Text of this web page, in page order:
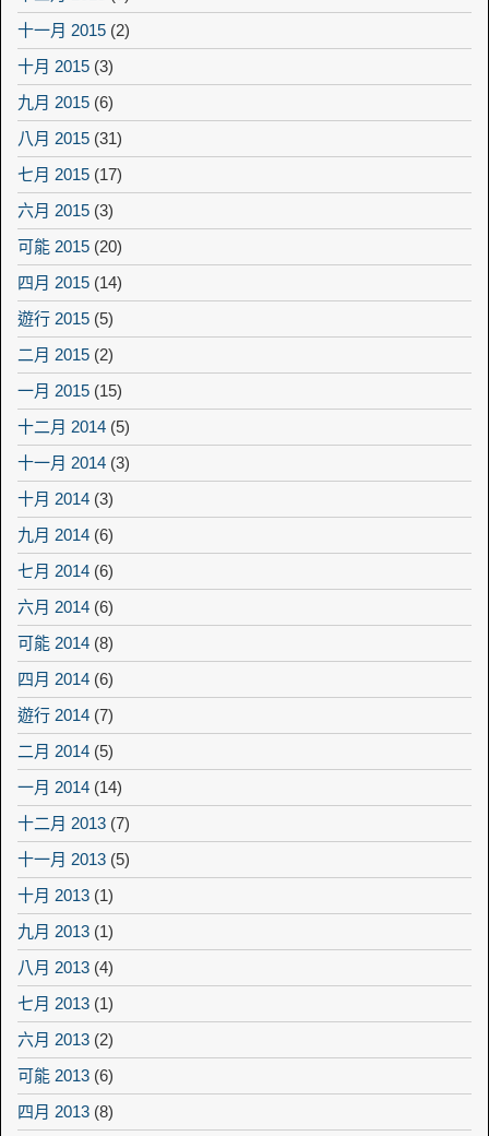
十一月 2015 (2)
十月 2015 (3)
九月 2015 (6)
八月 2015 (31)
七月 2015 (17)
六月 2015 (3)
可能 2015 (20)
四月 2015 (14)
遊行 2015 (5)
二月 2015 (2)
一月 2015 (15)
十二月 2014 (5)
十一月 2014 (3)
十月 2014 (3)
九月 2014 (6)
七月 2014 (6)
六月 2014 (6)
可能 2014 (8)
四月 2014 (6)
遊行 2014 (7)
二月 2014 (5)
一月 2014 (14)
十二月 2013 (7)
十一月 2013 (5)
十月 2013 (1)
九月 2013 (1)
八月 2013 (4)
七月 2013 (1)
六月 2013 (2)
可能 2013 (6)
四月 2013 (8)